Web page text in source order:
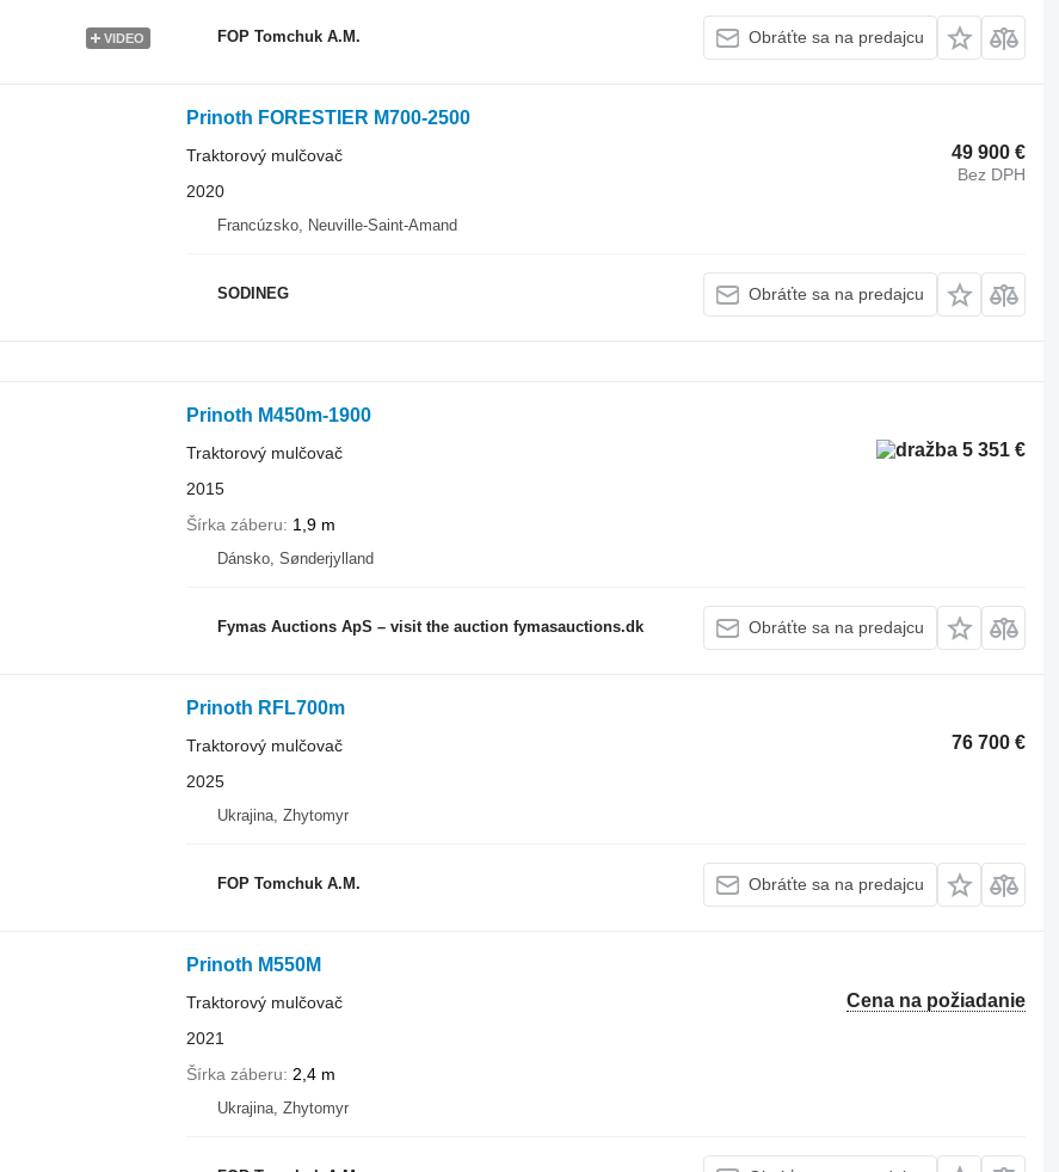
VIDEO FOP Tomchuk A.M. Obráťte sa na predajcu
Prinoth FORESTIER M700-2500
49 900 €
Bez DPH
Traktorový mulčovač
2020
Francúzsko, Neuville-Saint-Amand
SODINEG Obráťte sa na predajcu
Prinoth M450m-1900
5 351 €
Traktorový mulčovač
2015
Šírka záberu
1,9 m
Dánsko, Sønderjylland
Fymas Auctions ApS – visit the auction fymasauctions.dk Obráťte sa na predajcu
Prinoth RFL700m
76 700 €
Traktorový mulčovač
2025
Ukrajina, Zhytomyr
FOP Tomchuk A.M. Obráťte sa na predajcu
Prinoth M550M
Cena na požiadanie
Traktorový mulčovač
2021
Šírka záberu
2,4 m
Ukrajina, Zhytomyr